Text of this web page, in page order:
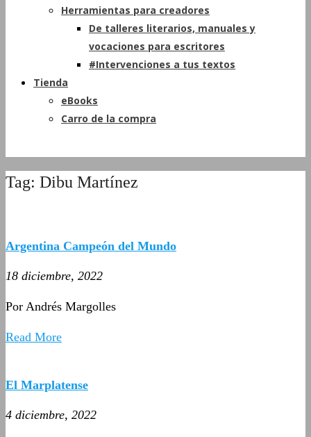
Herramientas para creadores
De talleres literarios, manuales y
vocaciones para escritores
#Intervenciones a tus textos
Tienda
eBooks
Carro de la compra
Tag: Dibu Martínez
Argentina Campeón del Mundo
18 diciembre, 2022
Por Andrés Margolles
Read More
El Marplatense
4 diciembre, 2022